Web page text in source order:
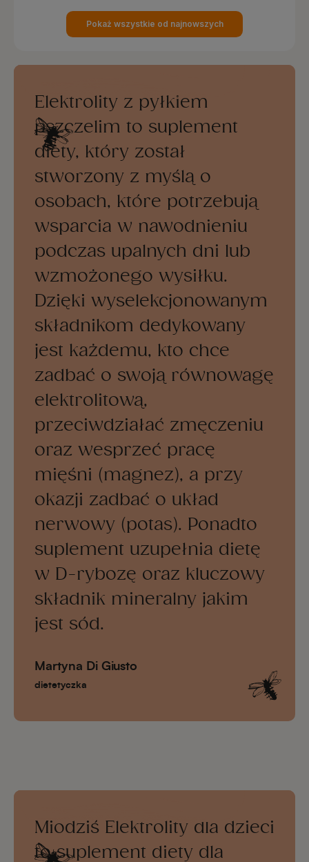
Pokaż wszystkie od najnowszych
Elektrolity z pyłkiem
pszczelim to suplement
diety, który został
stworzony z myślą o
osobach, które potrzebują
wsparcia w nawodnieniu
podczas upalnych dni lub
wzmożonego wysiłku.
Dzięki wyselekcjonowanym
składnikom dedykowany
jest każdemu, kto chce
zadbać o swoją równowagę
elektrolitową,
przeciwdziałać zmęczeniu
oraz wesprzeć pracę
mięśni (magnez), a przy
okazji zadbać o układ
nerwowy (potas). Ponadto
suplement uzupełnia dietę
w D-rybozę oraz kluczowy
składnik mineralny jakim
jest sód.
Martyna Di Giusto
dietetyczka
Miodziś Elektrolity dla dzieci
to suplement diety dla